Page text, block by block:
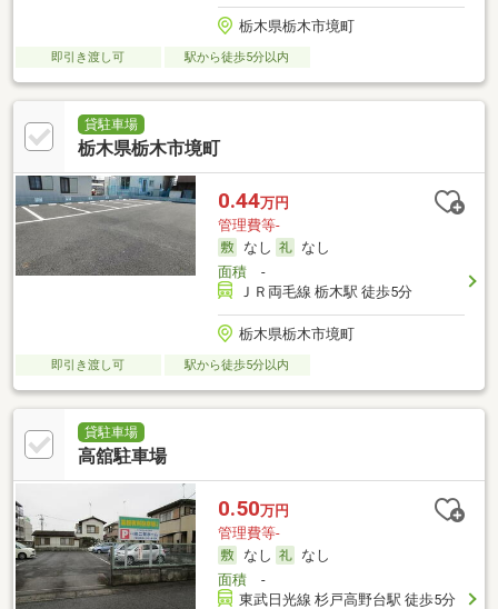
栃木県栃木市境町
即引き渡し可 駅から徒歩5分以内
貸駐車場
栃木県栃木市境町
0.44万円
管理費等-
なし
なし
面積-
ＪＲ両毛線 栃木駅 徒歩5分
栃木県栃木市境町
即引き渡し可 駅から徒歩5分以内
貸駐車場
高舘駐車場
0.50万円
管理費等-
なし
なし
面積-
東武日光線 杉戸高野台駅 徒歩5分